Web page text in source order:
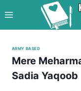
to
content
ARMY BASED
Mere
Sadia Yaqoob